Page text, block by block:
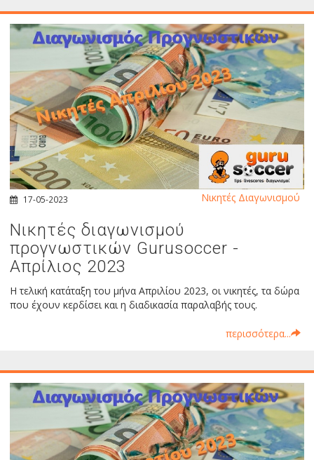
17-05-2023
Νικητές διαγωνισμού
προγνωστικών Gurusoccer -
Απρίλιος 2023
Η τελική κατάταξη του μήνα Απριλίου 2023, οι νικητές, τα δώρα
που έχουν κερδίσει και η διαδικασία παραλαβής τους.
περισσότερα...
Νικητές Διαγωνισμού